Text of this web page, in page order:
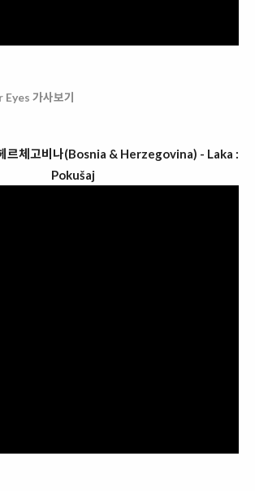
가사보기
르체고비나(Bosnia & Herzegovina) - Laka :
Pokušaj